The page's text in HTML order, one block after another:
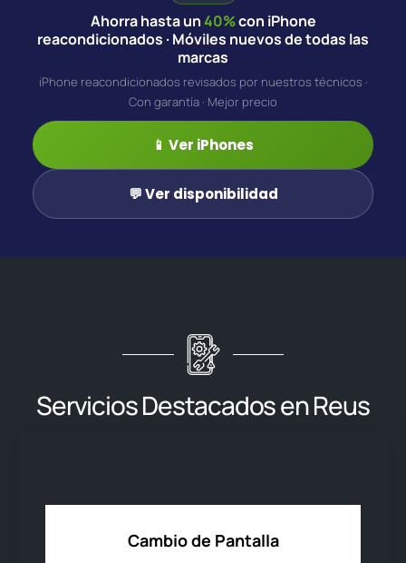
Ahorra hasta un40%con iPhone
reacondicionados · Móviles nuevos de todas las
marcas
iPhone reacondicionados revisados por nuestros técnicos ·
Con garantía · Mejor precio
📱 Ver iPhones
💬 Ver disponibilidad
Servicios Destacados en Reus
Cambio de Pantalla